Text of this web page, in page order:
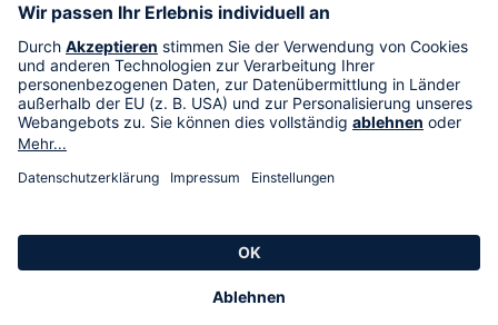
Im TV
HSE International